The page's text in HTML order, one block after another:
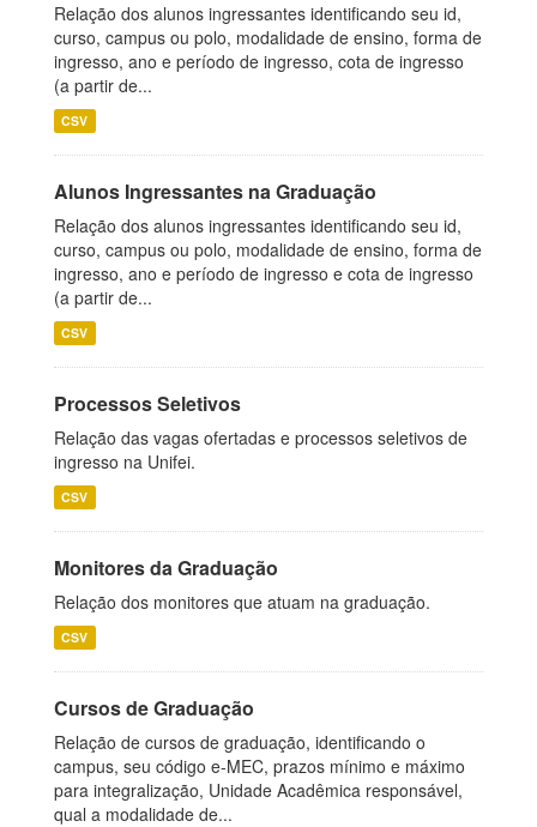
Relação dos alunos ingressantes identificando seu id,
curso, campus ou polo, modalidade de ensino, forma de
ingresso, ano e período de ingresso, cota de ingresso
(a partir de...
CSV
Alunos Ingressantes na Graduação
Relação dos alunos ingressantes identificando seu id,
curso, campus ou polo, modalidade de ensino, forma de
ingresso, ano e período de ingresso e cota de ingresso
(a partir de...
CSV
Processos Seletivos
Relação das vagas ofertadas e processos seletivos de
ingresso na Unifei.
CSV
Monitores da Graduação
Relação dos monitores que atuam na graduação.
CSV
Cursos de Graduação
Relação de cursos de graduação, identificando o
campus, seu código e-MEC, prazos mínimo e máximo
para integralização, Unidade Acadêmica responsável,
qual a modalidade de...